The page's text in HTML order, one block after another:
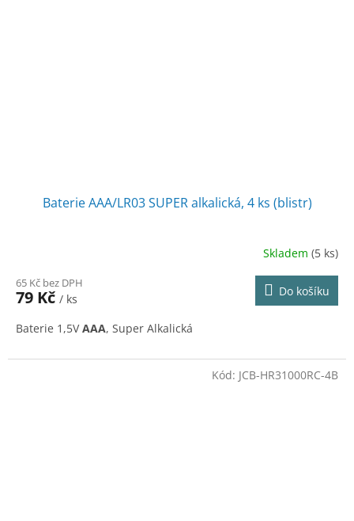
Baterie AAA/LR03 SUPER alkalická, 4 ks (blistr)
Skladem (5 ks)
65 Kč bez DPH
79 Kč / ks
Do košíku
Baterie 1,5VAAA, Super Alkalická
Kód: JCB-HR31000RC-4B